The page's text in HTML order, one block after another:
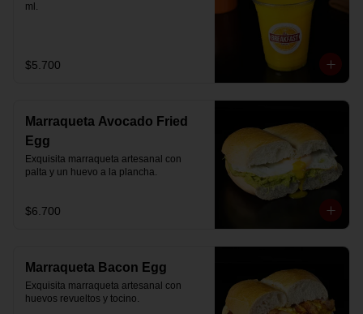
ml.
$5.700
Marraqueta Avocado Fried
Egg
Exquisita marraqueta artesanal con
palta y un huevo a la plancha.
$6.700
Marraqueta Bacon Egg
Exquisita marraqueta artesanal con
huevos revueltos y tocino.